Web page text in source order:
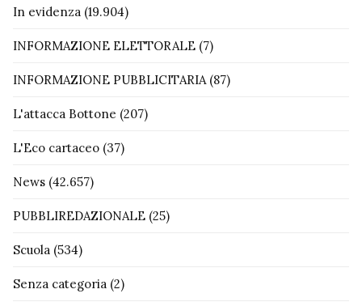
In evidenza (19.904)
INFORMAZIONE ELETTORALE (7)
INFORMAZIONE PUBBLICITARIA(87)
L'attacca Bottone (207)
L'Eco cartaceo (37)
News (42.657)
PUBBLIREDAZIONALE (25)
Scuola (534)
Senza categoria (2)